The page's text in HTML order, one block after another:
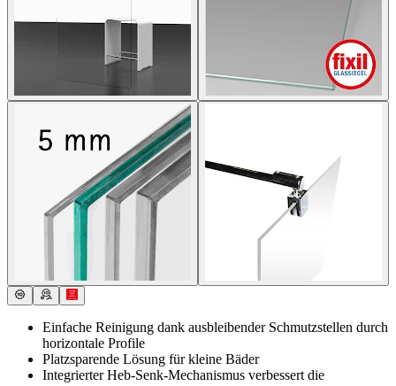
Einfache Reinigung dank ausbleibender Schmutzstellen durch
horizontale Profile
Platzsparende Lösung für kleine Bäder
Integrierter Heb-Senk-Mechanismus verbessert die